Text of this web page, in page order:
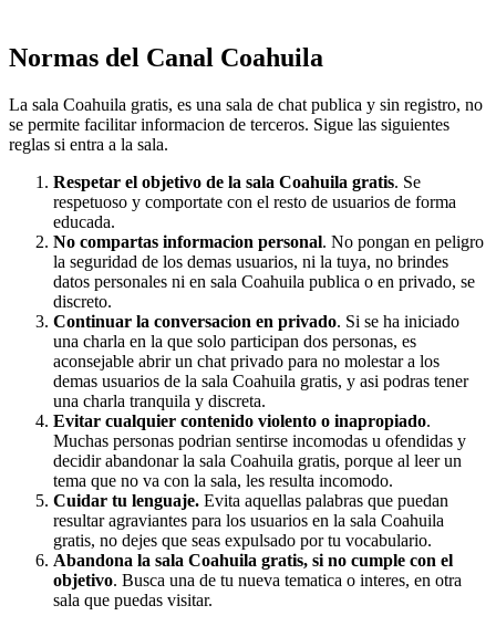
Normas del Canal Coahuila
La sala Coahuila gratis, es una sala de chat publica y sin registro, no
se permite facilitar informacion de terceros. Sigue las siguientes
reglas si entra a la sala.
Respetar el objetivo de la sala Coahuila gratis. Se
respetuoso y comportate con el resto de usuarios de forma
educada.
No compartas informacion personal. No pongan en peligro
la seguridad de los demas usuarios, ni la tuya, no brindes
datos personales ni en sala Coahuila publica o en privado, se
discreto.
Continuar la conversacion en privado. Si se ha iniciado
una charla en la que solo participan dos personas, es
aconsejable abrir un chat privado para no molestar a los
demas usuarios de la sala Coahuila gratis, y asi podras tener
una charla tranquila y discreta.
Evitar cualquier contenido violento o inapropiado.
Muchas personas podrian sentirse incomodas u ofendidas y
decidir abandonar la sala Coahuila gratis, porque al leer un
tema que no va con la sala, les resulta incomodo.
Cuidar tu lenguaje. Evita aquellas palabras que puedan
resultar agraviantes para los usuarios en la sala Coahuila
gratis, no dejes que seas expulsado por tu vocabulario.
Abandona la sala Coahuila gratis, si no cumple con el
objetivo. Busca una de tu nueva tematica o interes, en otra
sala que puedas visitar.